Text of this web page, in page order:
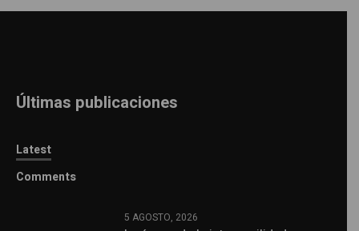
Últimas publicaciones
Latest
Comments
5 AGOSTO, 2026